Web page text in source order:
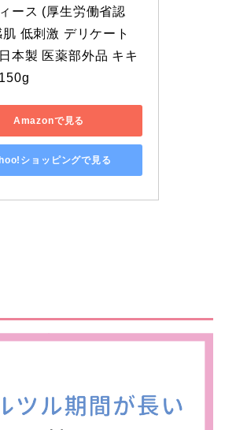
ース (厚生労働省認
低刺激 デリケート
本製 医薬部外品 キキ
Amazonで見る
ショッピングで見る